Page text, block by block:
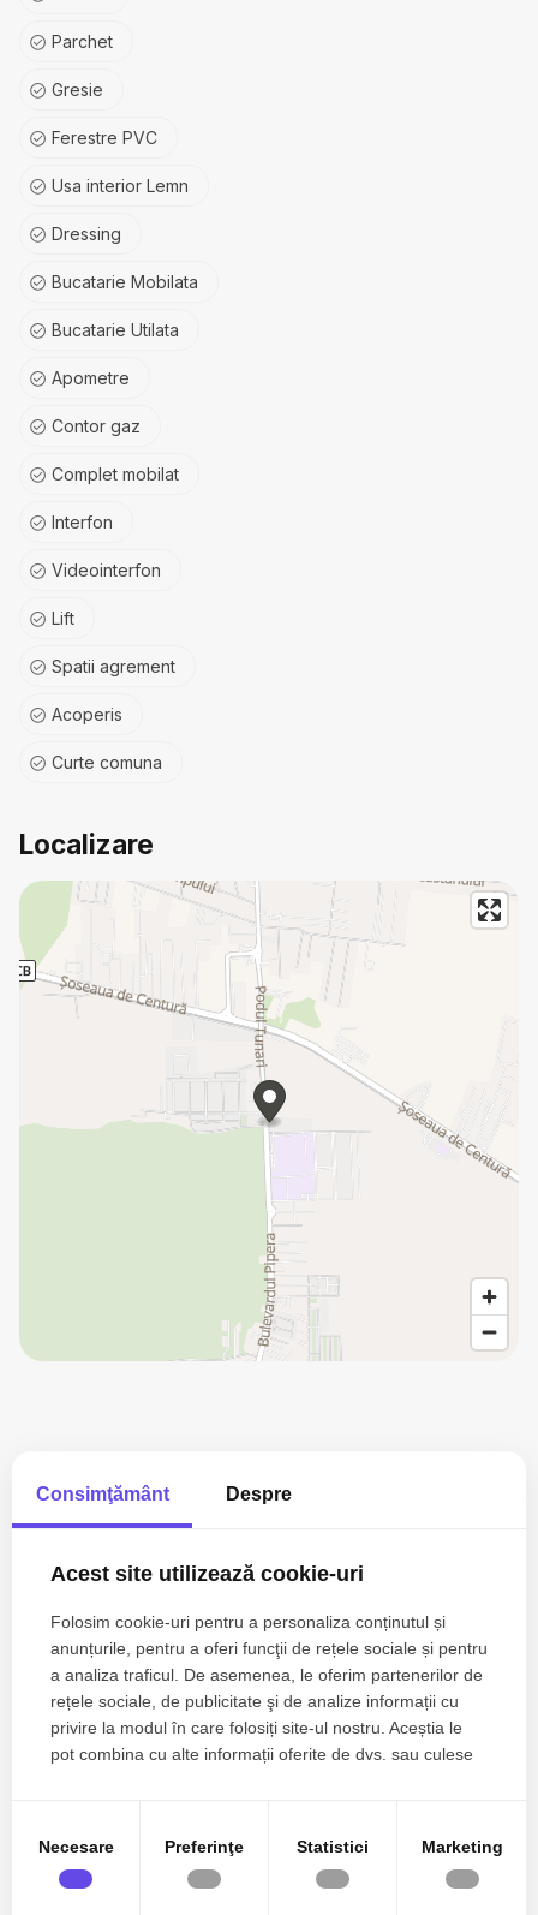
Parchet
Gresie
Ferestre PVC
Usa interior Lemn
Dressing
Bucatarie Mobilata
Bucatarie Utilata
Apometre
Contor gaz
Complet mobilat
Interfon
Videointerfon
Lift
Spatii agrement
Acoperis
Curte comuna
Localizare
Daniela Padurariu
0756 880 880
Esti interesat de aceasta proprietate ?
Consimţământ Despre
Acest site utilizează cookie-uri
Folosim cookie-uri pentru a personaliza conținutul și
anunțurile, pentru a oferi funcţii de rețele sociale și pentru
a analiza traficul. De asemenea, le oferim partenerilor de
rețele sociale, de publicitate şi de analize informații cu
privire la modul în care folosiți site-ul nostru. Aceștia le
pot combina cu alte informații oferite de dvs. sau culese
Necesare Preferinţe Statistici Marketing